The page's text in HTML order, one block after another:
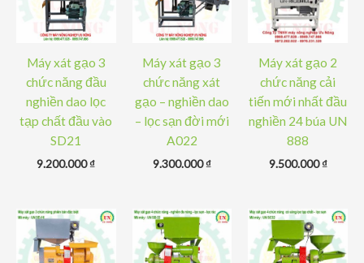
Máy xát gạo 3
chức năng đầu
nghiền dao lọc
tạp chất đầu vào
SD21
9.200.000₫
Máy xát gạo 3
chức năng xát
gạo – nghiền dao
– lọc sạn đời mới
A022
9.300.000₫
Máy xát gạo 2
chức năng cải
tiến mới nhất đầu
nghiền 24 búa UN
888
9.500.000₫